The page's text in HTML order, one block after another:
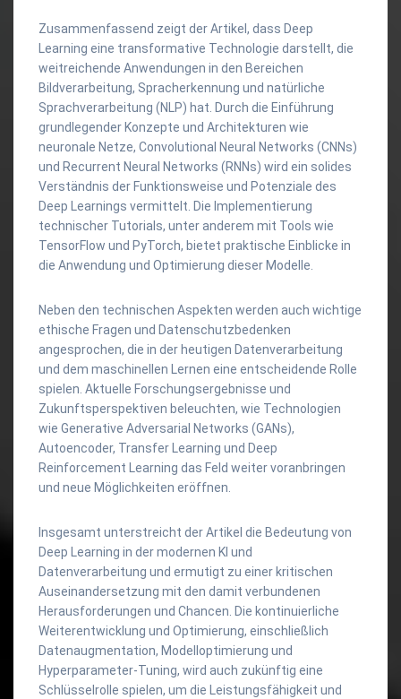
Zusammenfassend zeigt der Artikel, dass Deep
Learning eine transformative Technologie darstellt, die
weitreichende Anwendungen in den Bereichen
Bildverarbeitung, Spracherkennung und natürliche
Sprachverarbeitung (NLP) hat. Durch die Einführung
grundlegender Konzepte und Architekturen wie
neuronale Netze, Convolutional Neural Networks (CNNs)
und Recurrent Neural Networks (RNNs) wird ein solides
Verständnis der Funktionsweise und Potenziale des
Deep Learnings vermittelt. Die Implementierung
technischer Tutorials, unter anderem mit Tools wie
TensorFlow und PyTorch, bietet praktische Einblicke in
die Anwendung und Optimierung dieser Modelle.
Neben den technischen Aspekten werden auch wichtige
ethische Fragen und Datenschutzbedenken
angesprochen, die in der heutigen Datenverarbeitung
und dem maschinellen Lernen eine entscheidende Rolle
spielen. Aktuelle Forschungsergebnisse und
Zukunftsperspektiven beleuchten, wie Technologien
wie Generative Adversarial Networks (GANs),
Autoencoder, Transfer Learning und Deep
Reinforcement Learning das Feld weiter voranbringen
und neue Möglichkeiten eröffnen.
Insgesamt unterstreicht der Artikel die Bedeutung von
Deep Learning in der modernen KI und
Datenverarbeitung und ermutigt zu einer kritischen
Auseinandersetzung mit den damit verbundenen
Herausforderungen und Chancen. Die kontinuierliche
Weiterentwicklung und Optimierung, einschließlich
Datenaugmentation, Modelloptimierung und
Hyperparameter-Tuning, wird auch zukünftig eine
Schlüsselrolle spielen, um die Leistungsfähigkeit und